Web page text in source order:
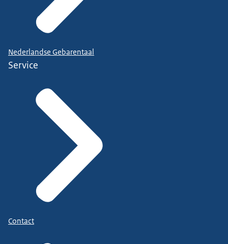
Nederlandse Gebarentaal
Service
Contact